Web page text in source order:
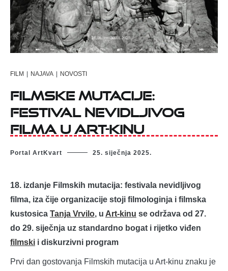
FILM | NAJAVA | NOVOSTI
Filmske mutacije:
festival nevidljivog
filma u Art-kinu
Portal ArtKvart 25. siječnja 2025.
18. izdanje Filmskih mutacija: festivala nevidljivog
filma, iza čije organizacije stoji filmologinja i filmska
kustosica Tanja Vrvilo, u Art-kinu se održava od 27.
do 29. siječnja uz standardno bogat i rijetko viđen
filmski i diskurzivni program
Prvi dan gostovanja Filmskih mutacija u Art-kinu znaku je